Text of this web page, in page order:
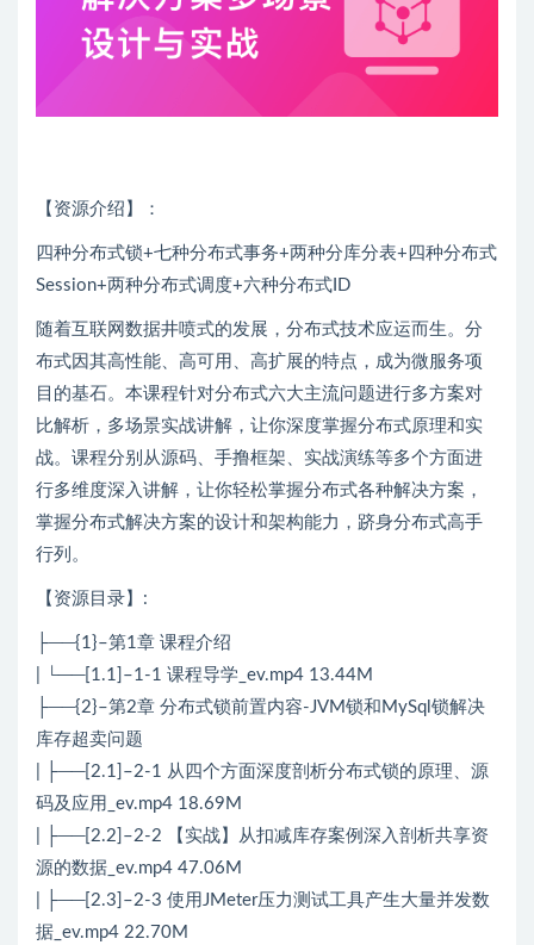
【资源介绍】：
四种分布式锁+七种分布式事务+两种分库分表+四种分布式
Session+两种分布式调度+六种分布式ID
随着互联网数据井喷式的发展，分布式技术应运而生。分
布式因其高性能、高可用、高扩展的特点，成为微服务项
目的基石。本课程针对分布式六大主流问题进行多方案对
比解析，多场景实战讲解，让你深度掌握分布式原理和实
战。课程分别从源码、手撸框架、实战演练等多个方面进
行多维度深入讲解，让你轻松掌握分布式各种解决方案，
掌握分布式解决方案的设计和架构能力，跻身分布式高手
行列。
【资源目录】:
├──{1}–第1章 课程介绍
| └──[1.1]–1-1 课程导学_ev.mp4 13.44M
├──{2}–第2章 分布式锁前置内容-JVM锁和MySql锁解决
库存超卖问题
| ├──[2.1]–2-1 从四个方面深度剖析分布式锁的原理、源
码及应用_ev.mp4 18.69M
| ├──[2.2]–2-2 【实战】从扣减库存案例深入剖析共享资
源的数据_ev.mp4 47.06M
| ├──[2.3]–2-3 使用JMeter压力测试工具产生大量并发数
据_ev.mp4 22.70M